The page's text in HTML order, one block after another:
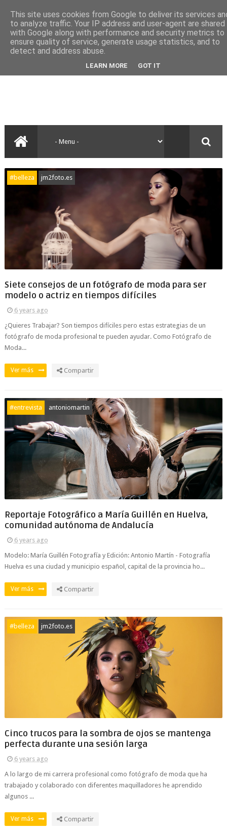
#belleza jm2foto.es
Siete consejos de un fotógrafo de moda para ser
modelo o actriz en tiempos difíciles
6 years ago
¿Quieres Trabajar? Son tiempos difíciles pero estas estrategias de un
fotógrafo de moda profesional te pueden ayudar. Como Fotógrafo de
Moda...
Ver más Compartir
#entrevista antoniomartin
Reportaje Fotográfico a María Guillén en Huelva,
comunidad autónoma de Andalucía
6 years ago
Modelo: María Guillén Fotografía y Edición: Antonio Martín - Fotografía
Huelva es una ciudad y municipio español, capital de la provincia ho...
Ver más Compartir
#belleza jm2foto.es
Cinco trucos para la sombra de ojos se mantenga
perfecta durante una sesión larga
6 years ago
A lo largo de mi carrera profesional como fotógrafo de moda que ha
trabajado y colaborado con diferentes maquilladores he aprendido
algunos ...
Ver más Compartir
This site uses cookies from Google to deliver its services
to analyze traffic. Your IP address and user-agent are shared
with Google along with performance and security metrics to
ensure quality of service, generate usage statistics, and to
detect and address abuse.
LEARN MORE GOT IT